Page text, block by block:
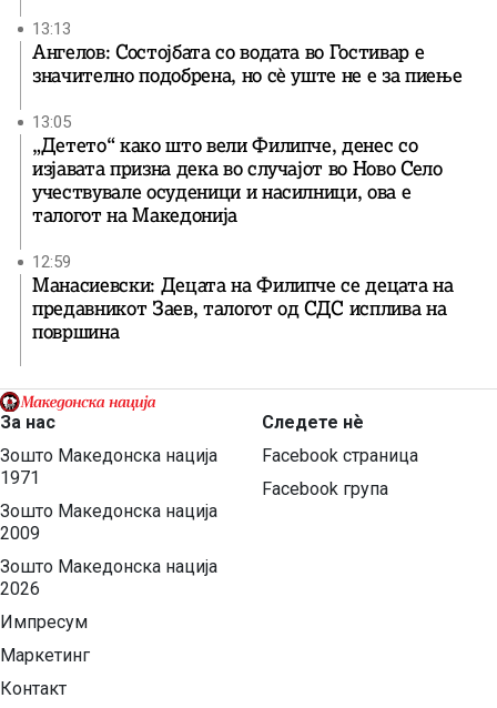
13:13
Ангелов: Состојбата со водата во Гостивар е
значително подобрена, но сè уште не е за пиење
13:05
„Детето“ како што вели Филипче, денес со
изјавата призна дека во случајот во Ново Село
учествувале осуденици и насилници, ова е
талогот на Македонија
12:59
Манасиевски: Децата на Филипче се децата на
предавникот Заев, талогот од СДС исплива на
површина
За нас
Зошто Македонска нација
1971
Зошто Македонска нација
2009
Зошто Македонска нација
2026
Импресум
Маркетинг
Контакт
Следете нѐ
Facebook страница
Facebook група